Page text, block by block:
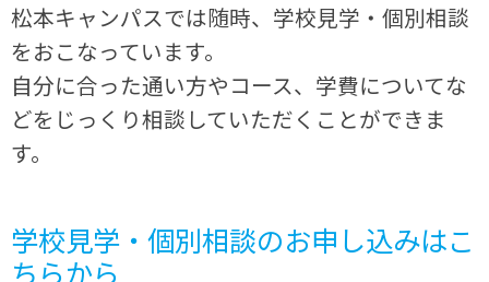
松本キャンパスでは随時、学校見学・個別相談
をおこなっています。
自分に合った通い方やコース、学費についてな
どをじっくり相談していただくことができま
す。
学校見学・個別相談のお申し込みはこ
ちらから